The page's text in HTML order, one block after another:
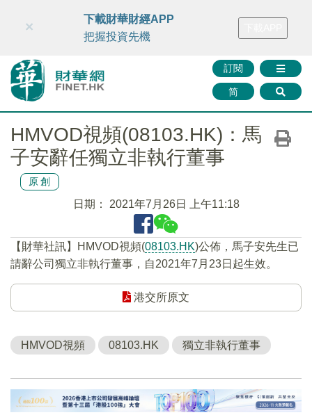
財華智庫網 FINTV FINMETA 財華證券 媒體矩陣
訂閱
简
×
下載財華財經APP
把握投資先機
HMVOD視頻(08103.HK)：馬
子安辭任獨立非執行董事
原創
日期： 2021年7月26日 上午11:18
【財華社訊】HMVOD視頻(08103.HK)公佈，馬子安先生已
請辭公司獨立非執行董事，自2021年7月23日起生效。
港交所原文
HMVOD視頻 08103.HK 獨立非執行董事